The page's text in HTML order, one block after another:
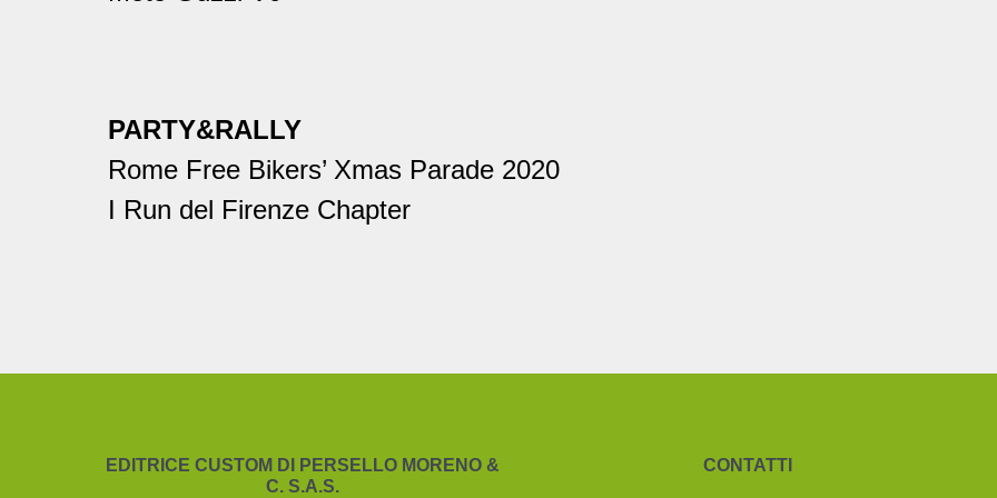
PARTY&RALLY
Rome Free Bikers’ Xmas Parade 2020
I Run del Firenze Chapter
EDITRICE CUSTOM DI PERSELLO MORENO &
C. S.A.S.
CONTATTI